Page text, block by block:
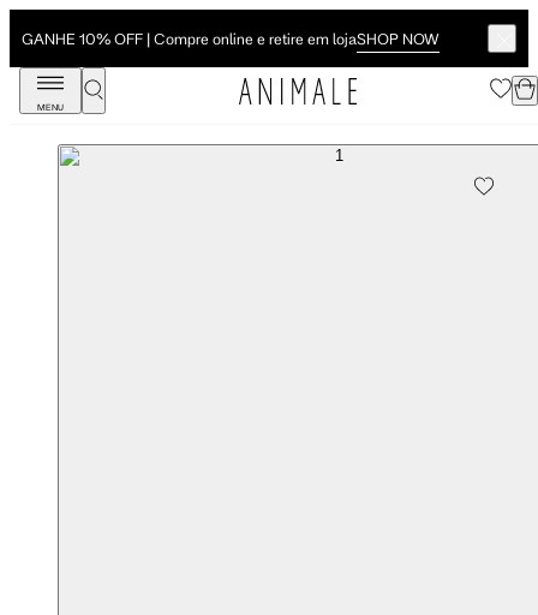
GANHE 10% OFF | Compre online e retire em lojaSHOP NOW
MENU